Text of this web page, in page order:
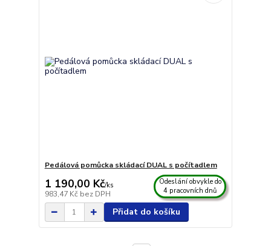
Pedálová pomůcka skládací DUAL s počítadlem
1 190,00 Kč/ks
983,47 Kč bez DPH
Odeslání obvykle do
4 pracovních dnů
Přidat do košíku